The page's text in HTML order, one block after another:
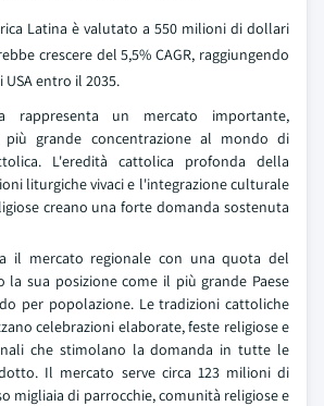
Latina è valutato a 550 milioni di dollari
crescere del 5,5% CAGR, raggiungendo
entro il 2035.
rappresenta un mercato importante,
grande concentrazione al mondo di
L'eredità cattolica profonda della
liturgiche vivaci e l'integrazione culturale
creano una forte domanda sostenuta
il mercato regionale con una quota del
la sua posizione come il più grande Paese
per popolazione. Le tradizioni cattoliche
celebrazioni elaborate, feste religiose e
che stimolano la domanda in tutte le
Il mercato serve circa 123 milioni di
migliaia di parrocchie, comunità religiose e